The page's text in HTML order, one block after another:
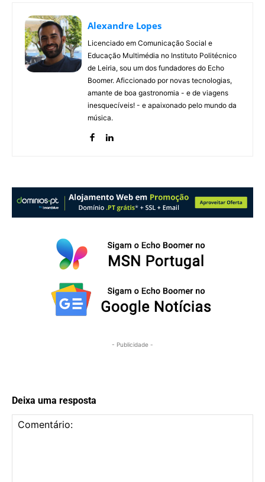
Alexandre Lopes
Licenciado em Comunicação Social e
Educação Multimédia no Instituto Politécnico
de Leiria, sou um dos fundadores do Echo
Boomer. Aficcionado por novas tecnologias,
amante de boa gastronomia - e de viagens
inesquecíveis! - e apaixonado pelo mundo da
música.
- Publicidade -
Deixa uma resposta